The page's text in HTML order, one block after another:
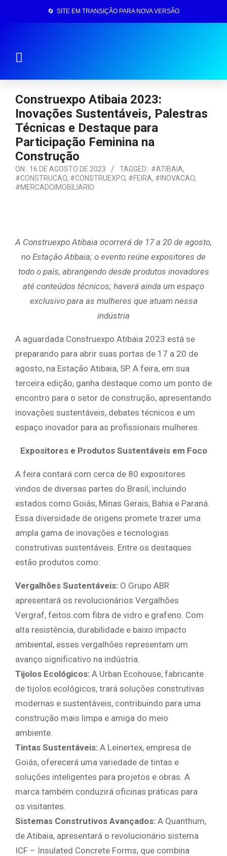
🔄 SITE EM TRANSIÇÃO PARA NOVA VERSÃO
Construexpo Atibaia 2023:
Inovações Sustentáveis, Palestras
Técnicas e Destaque para
Participação Feminina na
Construção
ON: 16 DE AGOSTO DE 2023 TAGGED: #ATIBAIA,
#CONSTRUCAO, #CONSTRUEXPO, #FEIRA, #INOVACAO,
#MERCADOIMOBILIARIO
A Construexpo Atibaia ocorrerá de 17 a 20 de agosto,
no Estação Atibaia; o evento reúne expositores de
todo o país, abrangendo desde produtos inovadores
até conteúdos técnicos; haverá ainda um espaço
exclusivo para as mulheres que atuam nessa
indústria
A aguardada Construexpo Atibaia 2023 está se
preparando para abrir suas portas de 17 a 20 de
agosto, na Estação Atibaia, SP. A feira, em sua
terceira edição, ganha destaque como um ponto de
encontro para o setor de construção, apresentando
inovações sustentáveis, debates técnicos e um
espaço inovador para as profissionais mulheres.
Expositores e Produtos Sustentáveis em Foco
A feira contará com cerca de 80 expositores
vindos de diversas partes do Brasil, incluindo
estados como Goiás, Minas Gerais, Bahia e Paraná.
Essa diversidade de origens promete trazer uma
ampla gama de inovações e tecnologias
construtivas sustentáveis. Entre os destaques
estão produtos como:
Vergalhões Sustentáveis: O Grupo ABR
apresentará os revolucionários Vergalhões
Vergraf, feitos com fibra de vidro e grafeno. Com
alta resistência, durabilidade e baixo impacto
ambiental, esses vergalhões representam um
avanço significativo na indústria.
Tijolos Ecológicos: A Urban Ecohouse, fabricante
de tijolos ecológicos, trará soluções construtivas
modernas e sustentáveis, contribuindo para uma
construção mais limpa e amiga do meio
ambiente.
Tintas Sustentáveis: A Leinertex, empresa de
Goiás, oferecerá uma variedade de tintas e
soluções inteligentes para projetos e obras. A
marca também conduzirá oficinas práticas para
os visitantes.
Sistemas Construtivos Avançados: A Quanthum,
de Atibaia, apresentará o revolucionário sistema
ICF – Insulated Concrete Forms, que combina